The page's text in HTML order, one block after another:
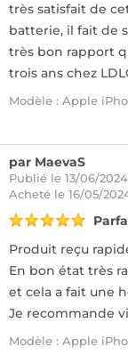
très satisfait de
batterie, il fait de
très bon rapport
trois ans chez
Modèle : Apple
par MaevaS
Publié le 13/06/2024
Acheté le 16/05/
Produit reçu
En bon état très
et cela a fait une
Je recommande
Modèle : Apple